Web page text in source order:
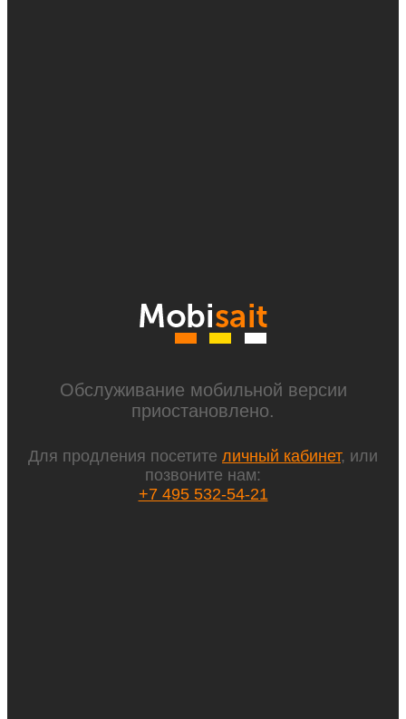
Обслуживание мобильной версии
приостановлено.
Для продления посетите личный кабинет, или
позвоните нам:
+7 495 532-54-21